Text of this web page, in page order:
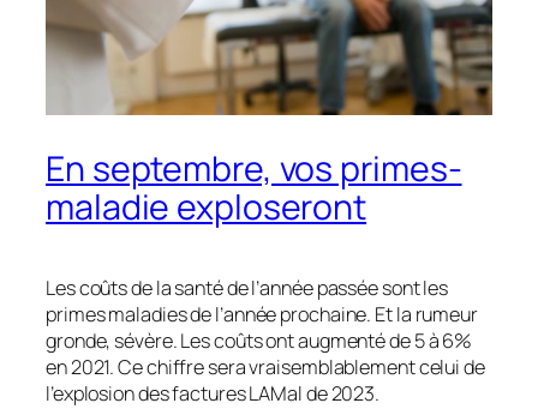
En septembre, vos primes-
maladie exploseront
Les coûts de la santé de l’année passée sont les
primes maladies de l’année prochaine. Et la rumeur
gronde, sévère. Les coûts ont augmenté de 5 à 6%
en 2021. Ce chiffre sera vraisemblablement celui de
l’explosion des factures LAMal de 2023.